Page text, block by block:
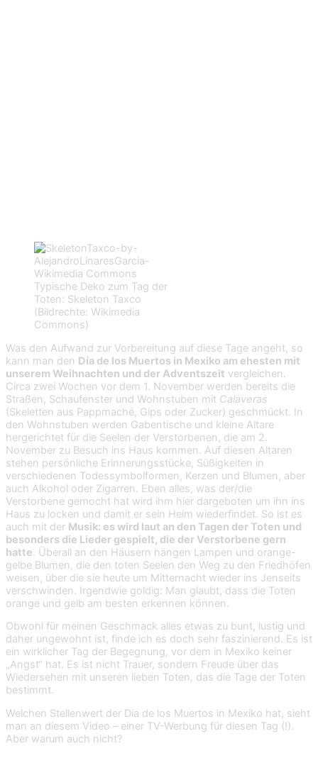
Typische Deko zum Tag der
Toten: Skeleton Taxco
(Bildrechte: Wikimedia
Commons)
Was den Aufwand zur Vorbereitung auf diese Tage angeht, so
kann man den Día de los Muertos in Mexiko am ehesten mit
unserem Weihnachten und der Adventszeit vergleichen.
Circa zwei Wochen vor dem 1. November werden bereits die
Straßen, Schaufenster und Wohnstuben mit Calaveras
(Skeletten aus Pappmaché, Gips oder Zucker) geschmückt. In
den Wohnstuben werden Gabentische und kleine Altare
hergerichtet für die Seelen der Verstorbenen, die am 2.
November zu Besuch ins Haus kommen. Auf diesen Altaren
stehen persönliche Erinnerungsstücke, Süßigkeiten in
verschiedenen Todessymbolformen, Kerzen und Blumen, aber
auch Alkohol oder Zigarren. Eben alles, was der/die
Verstorbene gemocht hat wird ihm hier dargeboten um ihn ins
Haus zu locken und damit er sein Heim wiederfindet. So ist es
auch mit der Musik: es wird laut an den Tagen der Toten und
besonders die Lieder gespielt, die der Verstorbene gern
hatte . Überall an den Häusern hängen Lampen und orange-
gelbe Blumen, die den toten Seelen den Weg zu den Friedhöfen
weisen, über die sie heute um Mitternacht wieder ins Jenseits
verschwinden. Irgendwie goldig: Man glaubt, dass die Toten
orange und gelb am besten erkennen können.
Obwohl für meinen Geschmack alles etwas zu bunt, lustig und
daher ungewohnt ist, finde ich es doch sehr faszinierend. Es ist
ein wirklicher Tag der Begegnung, vor dem in Mexiko keiner
„Angst“ hat. Es ist nicht Trauer, sondern Freude über das
Wiedersehen mit unseren lieben Toten, das die Tage der Toten
bestimmt.
Welchen Stellenwert der Dia de los Muertos in Mexiko hat, sieht
man an diesem Video – einer TV-Werbung für diesen Tag (!).
Aber warum auch nicht?